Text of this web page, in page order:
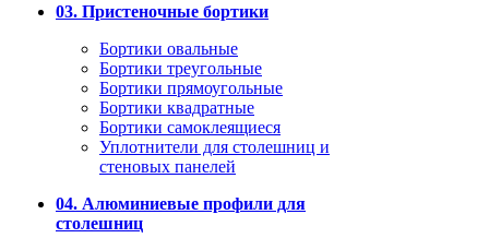
03. Пристеночные бортики
Бортики овальные
Бортики треугольные
Бортики прямоугольные
Бортики квадратные
Бортики самоклеящиеся
Уплотнители для столешниц и
стеновых панелей
04. Алюминиевые профили для
столешниц